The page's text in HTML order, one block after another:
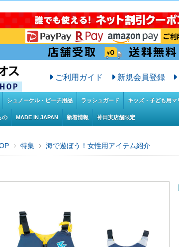
ご利用ガイド 新規会員登録
シュノーケル・ビーチ用品 ラッシュガード キッズ・子ども用マ
の MADE IN JAPAN 新着情報 神田実店舗限定
特集 海で遊ぼう！女性用アイテム紹介